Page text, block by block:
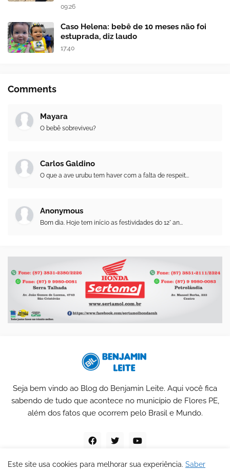
09:26
Caso Helena: bebê de 10 meses não foi
estuprada, diz laudo
17:40
Comments
Mayara
O bebê sobreviveu?
Carlos Galdino
O que a ave urubu tem haver com a falta de respeit...
Anonymous
Bom dia. Hoje tem início as festividades do 12° an...
Seja bem vindo ao Blog do Benjamin Leite. Aqui você fica
sabendo de tudo que acontece no município de Flores PE,
além dos fatos que ocorrem pelo Brasil e Mundo.
Este site usa cookies para melhorar sua experiência. Saber